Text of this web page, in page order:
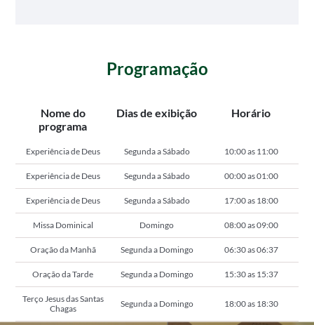
Programação
Nome do
programa
Dias de exibição Horário
Experiência de Deus Segunda a Sábado 10:00 as 11:00
Experiência de Deus Segunda a Sábado 00:00 as 01:00
Experiência de Deus Segunda a Sábado 17:00 as 18:00
Missa Dominical Domingo 08:00 as 09:00
Oração da Manhã Segunda a Domingo 06:30 as 06:37
Oração da Tarde Segunda a Domingo 15:30 as 15:37
Terço Jesus das Santas
Chagas
Segunda a Domingo 18:00 as 18:30